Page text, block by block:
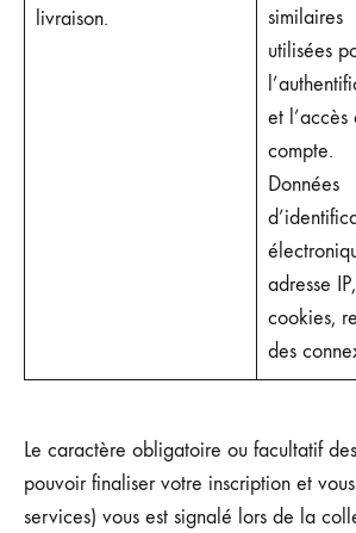
livraison.
similaires
utilisées
et l’accès
compte.
Données
adresse IP,
cookies,
des
Le caractère obligatoire ou facultatif
pouvoir finaliser votre inscription et
services) vous est signalé lors de la